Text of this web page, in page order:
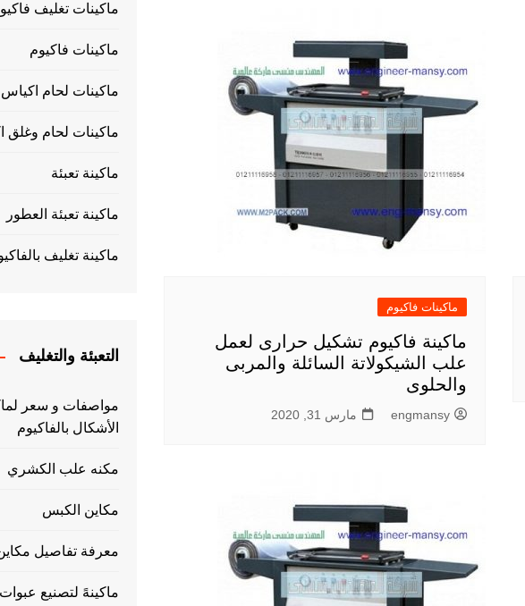
ماكينات فاكيوم
ماكينة فاكيوم تشكيل حرارى لعمل
علب الشيكولاتة السائلة والمربى
والحلوى
engmansy مارس 31, 2020
ماكينات تغليف
ماكينات فاكيوم
ماكينات لحام اكياس
ماكينات لحام وغلق
ماكينة تعبئة
ماكينة تعبئة العطور
ماكينة تغليف
التعبئة والتغليف
مواصفات و سعر
الأشكال بالفاكيوم
مكنه علب الكشري
مكاين الكبس
معرفة تفاصيل
ماكينهً لتصنيع عبوات